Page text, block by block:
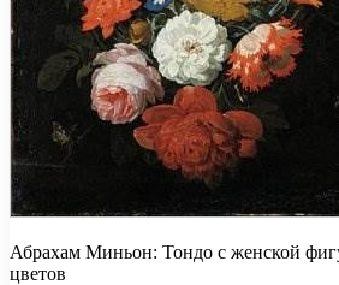
Абрахам Миньон: Тондо с женской
цветов